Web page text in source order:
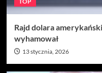
Rajd dolara
wyhamował
13 stycznia, 2026